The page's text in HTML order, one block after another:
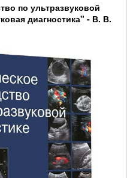
по ультразвуковой
диагностика" - В. В.